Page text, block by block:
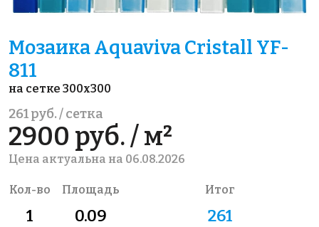
Мозаика Aquaviva Сristall YF-
811
на сетке 300x300
261 руб. / сетка
2900 руб. / м²
Цена актуальна на 06.08.2026
Кол-во Площадь Итог